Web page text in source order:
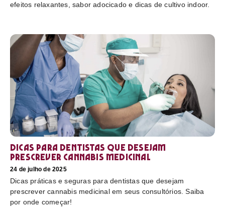
efeitos relaxantes, sabor adocicado e dicas de cultivo indoor.
Dicas para dentistas que desejam
prescrever cannabis medicinal
24 de julho de 2025
Dicas práticas e seguras para dentistas que desejam
prescrever cannabis medicinal em seus consultórios. Saiba
por onde começar!